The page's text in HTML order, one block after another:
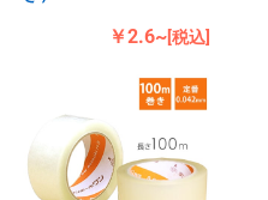
￥2.6~[税込]